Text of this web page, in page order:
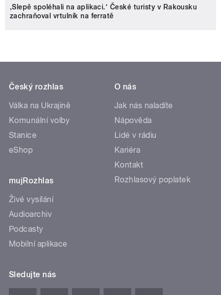
‚Slepě spoléhali na aplikaci.‘ České turisty v Rakousku
zachraňoval vrtulník na ferratě
Český rozhlas
Válka na Ukrajině
Komunální volby
Stanice
eShop
mujRozhlas
Živé vysílání
Audioarchiv
Podcasty
Mobilní aplikace
O nás
Jak nás naladíte
Nápověda
Lidé v rádiu
Kariéra
Kontakt
Rozhlasový poplatek
Sledujte nás